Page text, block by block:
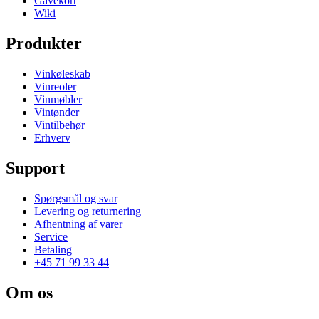
Wiki
Produkter
Vinkøleskab
Vinreoler
Vinmøbler
Vintønder
Vintilbehør
Erhverv
Support
Spørgsmål og svar
Levering og returnering
Afhentning af varer
Service
Betaling
+45 71 99 33 44
Om os